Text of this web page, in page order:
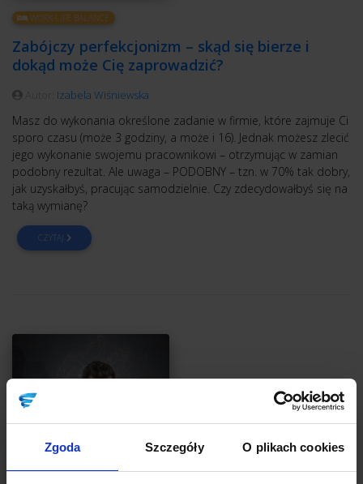
Zgoda Szczegóły O plikach cookies
WORK-LIFE BALANCE
Zabójczy perfekcjonizm – skąd się bierze i
dokąd może Cię zaprowadzić?
Izabela Wiśniewska
Masz do wykonania określone zadanie w firmie, które zajmuje Ci
sporo czasu (może 3 godziny, a może i 16). Jednak możesz zlecić
jego wykonanie swojemu pracownikowi – otrzymując w zamian
podobny rezultat. Ale uwaga – PODOBNY – tzn. w 70% tak dobry,
jak uzyskałbyś, pracując samodzielnie. Czy zdecydowałbyś się na
taką wymianę?
CZYTAJ